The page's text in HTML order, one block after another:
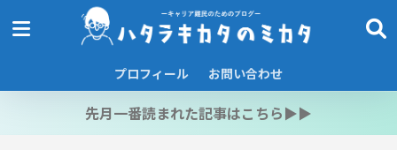
プロフィール お問い合わせ
先月一番読まれた記事はこちら▶︎▶︎